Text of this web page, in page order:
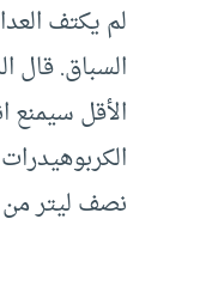
لم يكتف
السباق. قال
نصف ليتر من